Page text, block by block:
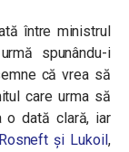
între ministrul
spunându-i
că vrea să
care urma să
o dată clară, iar
și Lukoil,